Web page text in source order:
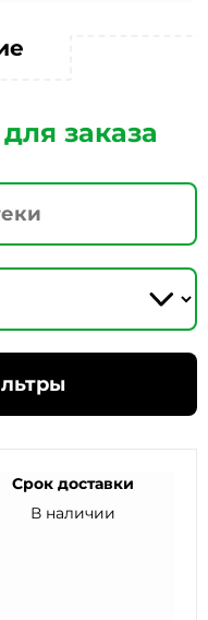
для заказа
Срок доставки
В наличии